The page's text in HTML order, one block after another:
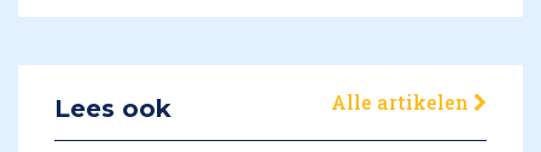
Lees ook Alle artikelen